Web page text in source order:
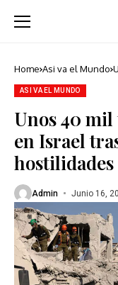
Home Asi va el Mundo
ASI VA EL MUNDO
Unos 40
en Israel
Admin Junio 16,